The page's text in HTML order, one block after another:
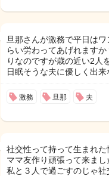
旦那さんが激務で平日は
らい労わってあげれます
りなのですが歳の近い2人
日眠そうな夫に優しく出
激務 旦那 夫
社交性って持って生まれ
ママ友作り頑張って来ま
私と３人で過ごすのじゃ